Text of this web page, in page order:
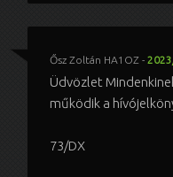
Ősz Zoltán HA1OZ -
Üdvözlet
működik a
73/DX